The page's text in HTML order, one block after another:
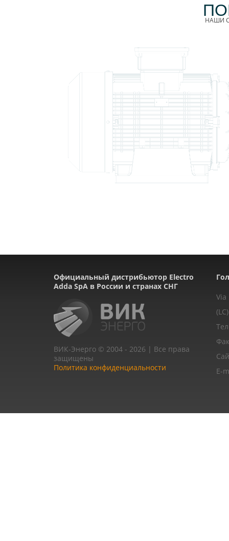
НАШИ
Официальный дистрибьютор Electro
Adda SpA в России и странах СНГ
ВИК-Энерго © 2004 - 2026 | Все права
защищены
Политика конфиденциальности
Via
E-